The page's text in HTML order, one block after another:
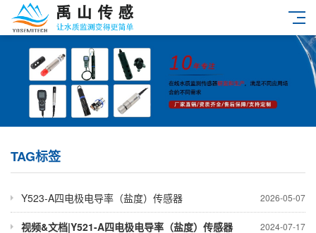
TAG标签
2026-05-07
Y523-A四电极电导率（盐度）传感器
2024-07-17
视频&文档|Y521-A四电极电导率（盐度）传感器